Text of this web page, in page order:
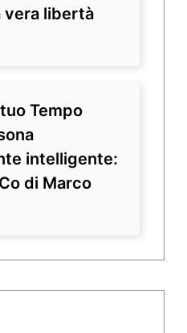
vera libertà
Tempo
intelligente:
di Marco